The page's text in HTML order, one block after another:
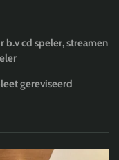
b.v cd speler, streamen
gereviseerd